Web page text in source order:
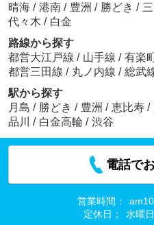
晴海 / 港南 / 豊洲 / 勝どき /
代々木 / 白金
路線から探す
都営大江戸線 / 山手線 / 有楽
都営三田線 / 丸ノ内線 / 総武
駅から探す
月島 / 勝どき / 豊洲 / 恵比寿 /
品川
/ 白金高輪 / 渋谷
電話で
営業時間：
定休日：
水曜